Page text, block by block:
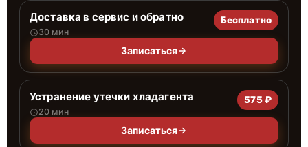
Доставка в сервис и обратно
30 мин
Бесплатно
Записаться
Устранение утечки хладагента
20 мин
575 ₽
Записаться